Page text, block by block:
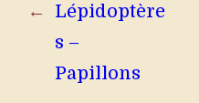
←
Lépidoptère
s –
Papillons